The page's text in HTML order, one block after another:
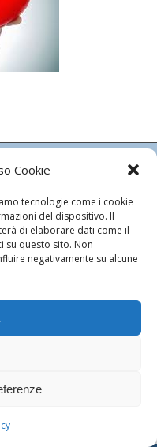
Cookie
tecnologie come i cookie
del dispositivo. Il
di elaborare dati come il
su questo sito. Non
negativamente su alcune
VINCI
83
2008